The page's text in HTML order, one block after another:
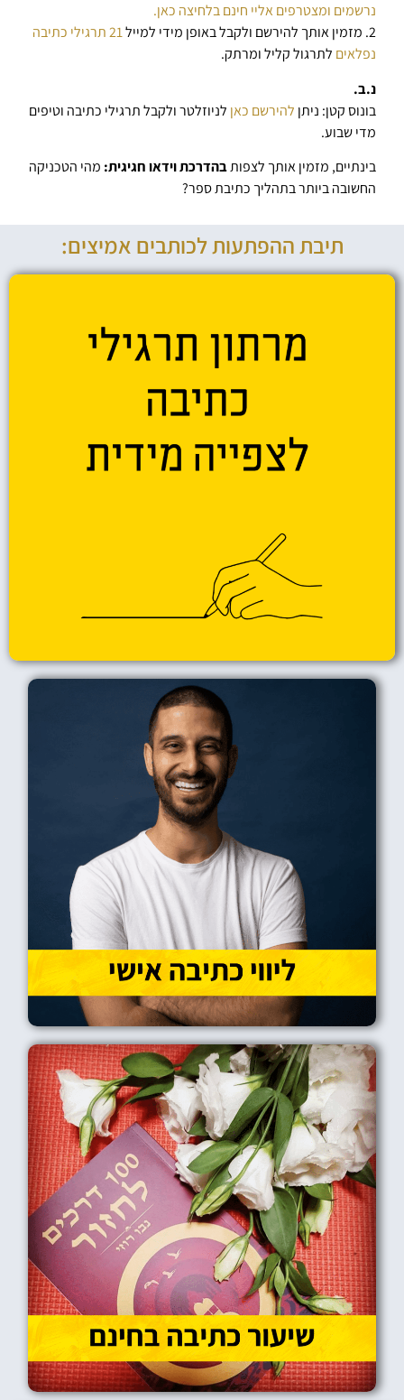
נרשמים ומצטרפים אליי חינם בלחיצה כאן.
2. מזמין אותך להירשם ולקבל באופן מידי למייל
21 תרגילי כתיבה
נפלאים לתרגול קליל ומרתק.
נ.ב.
בונוס קטן: ניתן להירשם כאן לניוזלטר ולקבל תרגילי כתיבה וטיפים
מדי שבוע.
בינתיים, מזמין אותך לצפותבהדרכת וידאו חגיגית: מהי הטכניקה
החשובה ביותר בתהליך כתיבת ספר?
תיבת ההפתעות לכותבים אמיצים: